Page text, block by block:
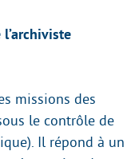
missions des
le contrôle de
Il répond à un